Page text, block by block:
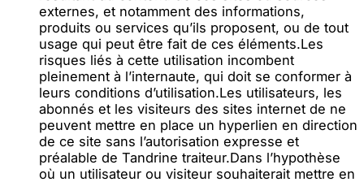
externes, et notamment des informations,
produits ou services qu’ils proposent, ou de tout
usage qui peut être fait de ces éléments.Les
risques liés à cette utilisation incombent
pleinement à l’internaute, qui doit se conformer à
leurs conditions d’utilisation.Les utilisateurs, les
abonnés et les visiteurs des sites internet de ne
peuvent mettre en place un hyperlien en direction
de ce site sans l’autorisation expresse et
préalable de Tandrine traiteur.Dans l’hypothèse
où un utilisateur ou visiteur souhaiterait mettre en